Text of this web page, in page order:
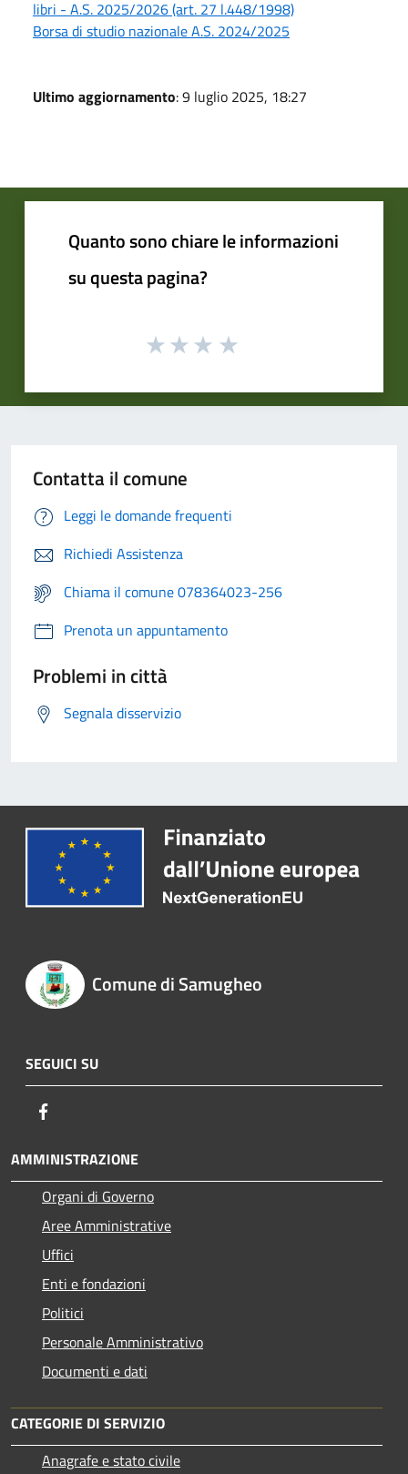
libri - A.S. 2025/2026 (art. 27 l.448/1998)
Borsa di studio nazionale A.S. 2024/2025
Ultimo aggiornamento: 9 luglio 2025, 18:27
Quanto sono chiare le informazioni
su questa pagina?
Contatta il comune
Leggi le domande frequenti
Richiedi Assistenza
Chiama il comune 078364023-256
Prenota un appuntamento
Problemi in città
Segnala disservizio
Comune di Samugheo
SEGUICI SU
AMMINISTRAZIONE
Organi di Governo
Aree Amministrative
Uffici
Enti e fondazioni
Politici
Personale Amministrativo
Documenti e dati
CATEGORIE DI SERVIZIO
Anagrafe e stato civile